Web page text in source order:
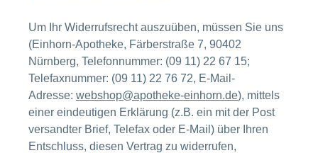
Um Ihr Widerrufsrecht auszuüben, müssen Sie uns
(Einhorn-Apotheke, Färberstraße 7, 90402
Nürnberg, Telefonnummer: (09 11) 22 67 15;
Telefaxnummer: (09 11) 22 76 72, E-Mail-
Adresse: webshop@apotheke-einhorn.de), mittels
einer eindeutigen Erklärung (z.B. ein mit der Post
versandter Brief, Telefax oder E-Mail) über Ihren
Entschluss, diesen Vertrag zu widerrufen,